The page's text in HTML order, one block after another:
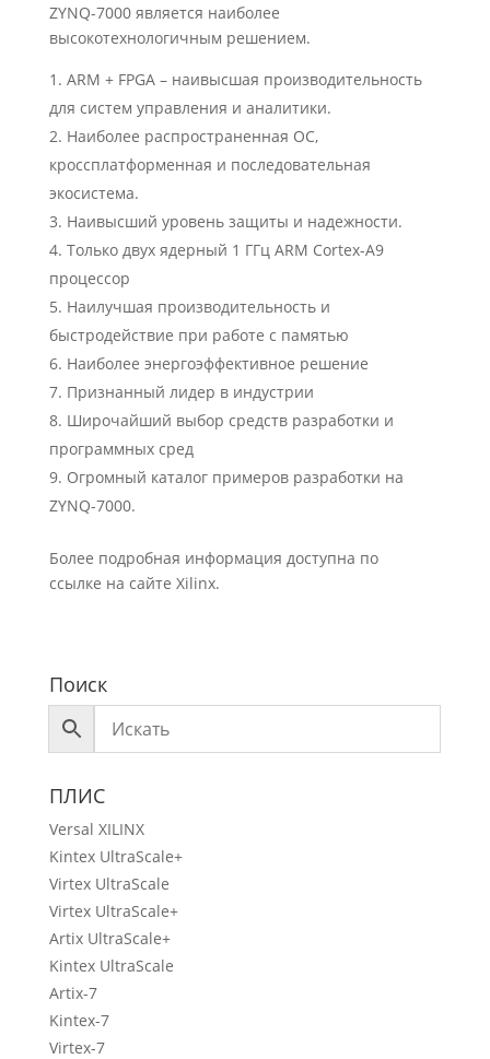
ZYNQ-7000 является наиболее
высокотехнологичным решением.
ARM + FPGA – наивысшая производительность
для систем управления и аналитики.
Наиболее распространенная ОС,
кроссплатформенная и последовательная
экосистема.
Наивысший уровень защиты и надежности.
Только двух ядерный 1 ГГц ARM Cortex-A9
процессор
Наилучшая производительность и
быстродействие при работе с памятью
Наиболее энергоэффективное решение
Признанный лидер в индустрии
Широчайший выбор средств разработки и
программных сред
Огромный каталог примеров разработки на
ZYNQ-7000.
Более подробная информация доступна по
ссылке на сайте Xilinx.
Поиск
ПЛИС
Versal XILINX
Kintex UltraScale+
Virtex UltraScale
Virtex UltraScale+
Artix UltraScale+
Kintex UltraScale
Artix-7
Kintex-7
Virtex-7